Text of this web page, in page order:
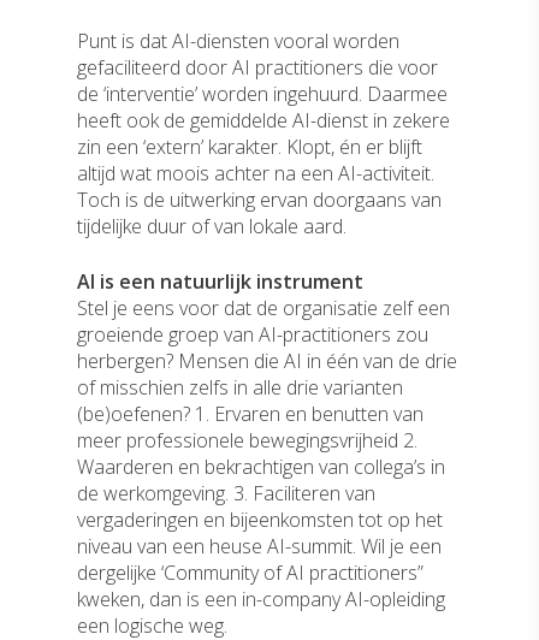
Punt is dat AI-diensten vooral worden
gefaciliteerd door AI practitioners die voor
de ‘interventie’ worden ingehuurd. Daarmee
heeft ook de gemiddelde AI-dienst in zekere
zin een ‘extern’ karakter. Klopt, én er blijft
altijd wat moois achter na een AI-activiteit.
Toch is de uitwerking ervan doorgaans van
tijdelijke duur of van lokale aard.
AI is een natuurlijk instrument
Stel je eens voor dat de organisatie zelf een
groeiende groep van AI-practitioners zou
herbergen? Mensen die AI in één van de drie
of misschien zelfs in alle drie varianten
(be)oefenen? 1. Ervaren en benutten van
meer professionele bewegingsvrijheid 2.
Waarderen en bekrachtigen van collega’s in
de werkomgeving. 3. Faciliteren van
vergaderingen en bijeenkomsten tot op het
niveau van een heuse AI-summit. Wil je een
dergelijke ‘Community of AI practitioners”
kweken, dan is een in-company AI-opleiding
een logische weg.